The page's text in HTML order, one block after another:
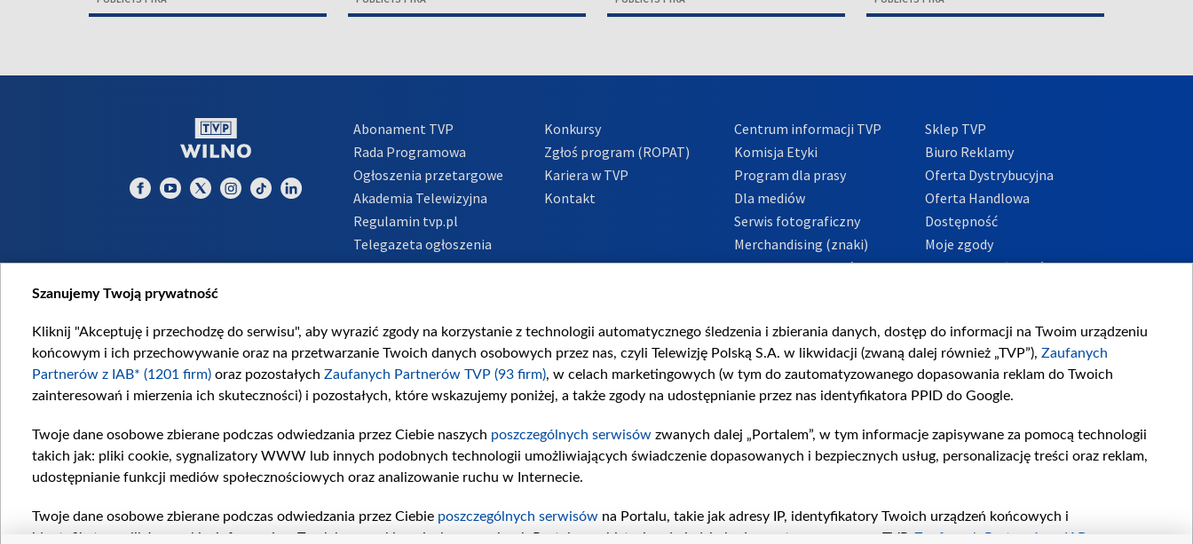
Abonament TVP
Rada Programowa
Ogłoszenia przetargowe
Akademia Telewizyjna
Regulamin tvp.pl
Telegazeta ogłoszenia
Informacje o nadawcy
Konkursy
Zgłoś program (ROPAT)
Kariera w TVP
Kontakt
Centrum informacji TVP
Komisja Etyki
Program dla prasy
Dla mediów
Serwis fotograficzny
Merchandising (znaki)
Polityka Prywatności
Sklep TVP
Biuro Reklamy
Oferta Dystrybucyjna
Oferta Handlowa
Dostępność
Moje zgody
Procedura zgłoszeń
Szanujemy Twoją prywatność
Kliknij "Akceptuję i przechodzę do serwisu", aby wyrazić zgody na korzystanie z technologii automatycznego śledzenia i zbierania danych, dostęp do informacji na Twoim urządzeniu
końcowym i ich przechowywanie oraz na przetwarzanie Twoich danych osobowych przez nas, czyli Telewizję Polską S.A. w likwidacji (zwaną dalej również „TVP”), Zaufanych
Partnerów z IAB* (1201 firm) oraz pozostałych Zaufanych Partnerów TVP (93 firm), w celach marketingowych (w tym do zautomatyzowanego dopasowania reklam do Twoich
zainteresowań i mierzenia ich skuteczności) i pozostałych, które wskazujemy poniżej, a także zgody na udostępnianie przez nas identyfikatora PPID do Google.
Twoje dane osobowe zbierane podczas odwiedzania przez Ciebie naszych poszczególnych serwisów zwanych dalej „Portalem”, w tym informacje zapisywane za pomocą technologii
takich jak: pliki cookie, sygnalizatory WWW lub innych podobnych technologii umożliwiających świadczenie dopasowanych i bezpiecznych usług, personalizację treści oraz reklam,
udostępnianie funkcji mediów społecznościowych oraz analizowanie ruchu w Internecie.
Twoje dane osobowe zbierane podczas odwiedzania przez Ciebie poszczególnych serwisów na Portalu, takie jak adresy IP, identyfikatory Twoich urządzeń końcowych i
identyfikatory plików cookie, informacje o Twoich wyszukiwaniach w serwisach Portalu czy historia odwiedzin będą przetwarzane przez TVP, Zaufanych Partnerów z IAB